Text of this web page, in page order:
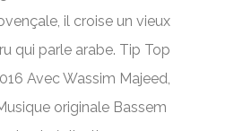
il croise un vieux
qui parle arabe. Tip Top
Avec Wassim Majeed,
originale Bassem